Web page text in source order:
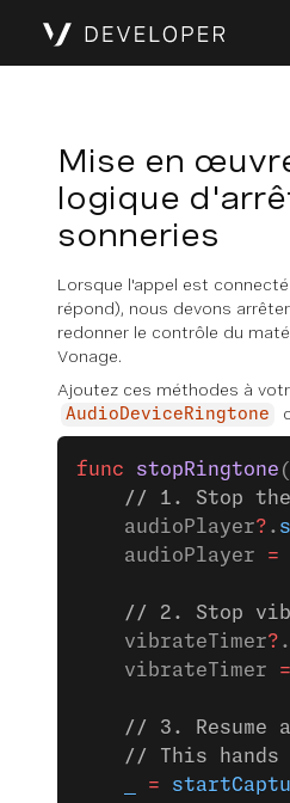
Mise en
logique
sonneries
Lorsque l'appel est
répond), nous devons
redonner le contrôle du
Vonage.
Ajoutez ces méthodes à
AudioDeviceRingtone
func stopRingtone
// 1. Stop
    audioPlayer
? .
    audioPlayer
=
// 2. Stop
    vibrateTimer
? .
    vibrateTimer
=
// 3. Resume
// This hands
=